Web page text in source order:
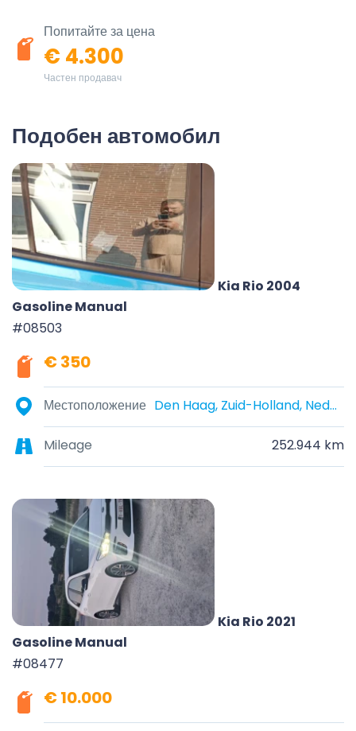
Попитайте за цена
€ 4.300
Частен продавач
Подобен автомобил
Kia Rio 2004
Gasoline Manual
#08503
€ 350
Местоположение Den Haag, Zuid-Holland, Nederland
Mileage 252.944 km
Kia Rio 2021
Gasoline Manual
#08477
€ 10.000